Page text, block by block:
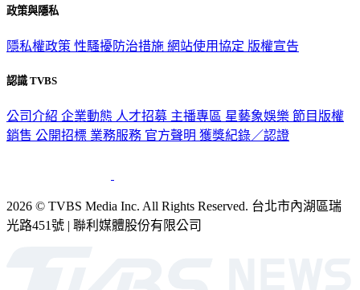
政策與隱私
隱私權政策 性騷擾防治措施 網站使用協定 版權宣告
認識 TVBS
公司介紹 企業動態 人才招募 主播專區 星藝象娛樂 節目版權
銷售 公開招標 業務服務 官方聲明 獲獎紀錄／認證
2026 © TVBS Media Inc. All Rights Reserved. 台北市內湖區瑞
光路451號 | 聯利媒體股份有限公司